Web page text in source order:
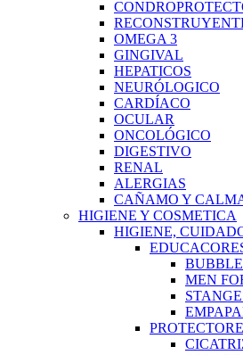
OMEGA 3
GINGIVAL
HEPATICOS
NEURÓLOGICO
CARDÍACO
OCULAR
ONCOLÓGICO
DIGESTIVO
RENAL
ALERGIAS
CAÑAMO Y
HIGIENE Y COSMETICA
HIGIENE,
MEN